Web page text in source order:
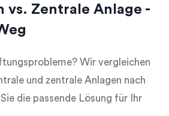
vs. Zentrale Anlage -
Wir vergleichen
und zentrale Anlagen nach
die passende Lösung für Ihr